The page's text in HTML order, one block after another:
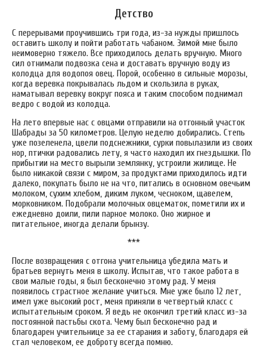
Детство
С перерывами проучившись три года, из-за нужды пришлось
оставить школу и пойти работать чабаном. Зимой мне было
неимоверно тяжело. Все приходилось делать вручную. Много
сил отнимали подвозка сена и доставать вручную воду из
колодца для водопоя овец. Порой, особенно в сильные морозы,
когда веревка покрывалась льдом и скользила в руках,
наматывал веревку вокруг пояса и таким способом поднимал
ведро с водой из колодца.
На лето впервые нас с овцами отправили на отгонный участок
Шабрады за 50 километров. Целую неделю добирались. Степь
уже позеленела, цвели подснежники, сурки повылазили из своих
нор, птички радовались лету, я часто находил их гнездышки. По
прибытии на место вырыли землянку, устроили жилище. Не
было никакой связи с миром, за продуктами приходилось идти
далеко, покупать было не на что, питались в основном овечьим
молоком, сухим хлебом, диким луком, чесноком, щавелем,
морковником. Подобрали молочных овцематок, пометили их и
ежедневно доили, пили парное молоко. Оно жирное и
питательное, иногда делали брынзу.
***
После возвращения с отгона учительница убедила мать и
братьев вернуть меня в школу. Испытав, что такое работа в
свои малые годы, я был бесконечно этому рад. У меня
появилось страстное желание учиться. Мне уже было 12 лет,
имел уже высокий рост, меня приняли в четвертый класс с
испытательным сроком. Я ведь не окончил третий класс из-за
постоянной пастьбы скота. Чему был бесконечно рад и
благодарен учительнице за ее старания и заботу, благодаря ей
стал человеком, ее доброту всегда помню.